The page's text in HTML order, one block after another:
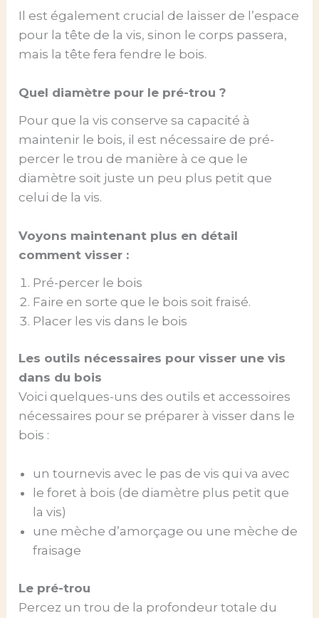
Il est également crucial de laisser de l’espace
pour la tête de la vis, sinon le corps passera,
mais la tête fera fendre le bois.
Quel diamètre pour le pré-trou ?
Pour que la vis conserve sa capacité à
maintenir le bois, il est nécessaire de pré-
percer le trou de manière à ce que le
diamètre soit juste un peu plus petit que
celui de la vis.
Voyons maintenant plus en détail
comment visser :
Pré-percer le bois
Faire en sorte que le bois soit fraisé.
Placer les vis dans le bois
Les outils nécessaires pour visser une vis
dans du bois
Voici quelques-uns des outils et accessoires
nécessaires pour se préparer à visser dans le
bois :
un tournevis avec le pas de vis qui va avec
le foret à bois (de diamètre plus petit que
la vis)
une mèche d’amorçage ou une mèche de
fraisage
Le pré-trou
Percez un trou de la profondeur totale du